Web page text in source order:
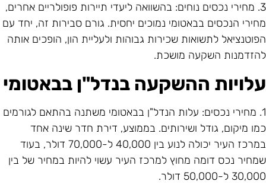
3. מחירי נכסים נוחים: בהשוואה ליעדי תיירות פופולריים אחרים,
הנכסים בבאטומי נמוכים יחסית. גורם סבירות זה, יחד עם
לתשואות שכירות גבוהות ולעליית הון, הופכים אותה
השקעה מושכת.
ההשקעה בנדל"ן בבאטומי
1. מחירי נכסים: עלות הנדל"ן בבאטומי משתנה בהתאם לגורמים
מיקום, גודל ושירותים. בממוצע, דירת חדר שינה אחד
במרכז העיר יכולה לנוע בין 40,000 ל-70,000 דולר, בעוד
נכס דומה מחוץ למרכז העיר עשוי להיות במחיר של בין
ל-50,000 דולר.